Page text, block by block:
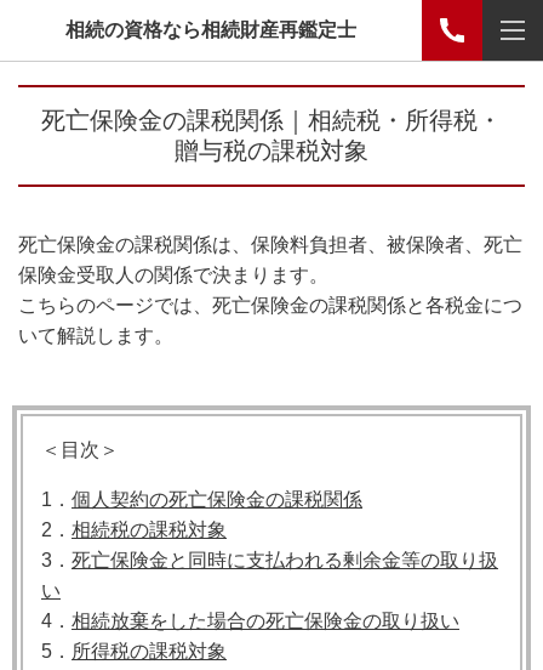
相続の資格なら相続財産再鑑定士
死亡保険金の課税関係｜相続税・所得税・
贈与税の課税対象
死亡保険金の課税関係は、保険料負担者、被保険者、死亡
保険金受取人の関係で決まります。
こちらのページでは、死亡保険金の課税関係と各税金につ
いて解説します。
＜目次＞
1． 個人契約の死亡保険金の課税関係
2． 相続税の課税対象
3． 死亡保険金と同時に支払われる剰余金等の取り扱
い
4． 相続放棄をした場合の死亡保険金の取り扱い
5． 所得税の課税対象